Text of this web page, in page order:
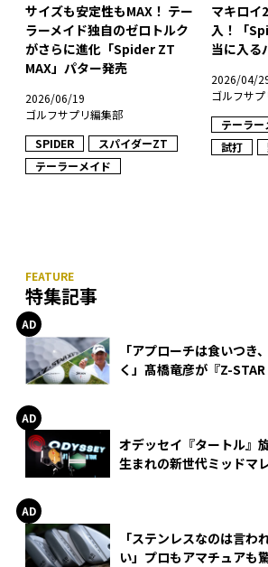
サイズも安定性もMAX！ テー
ラーメイド独自のゼロトルク
がさらに進化「Spider ZT
MAX」パター発売
2026/06/19
ゴルフサプリ編集部
SPIDER
スパイダーZT
テーラーメイド
マキロイ
入！「
当に入る
2026/04/
ゴルフサ
テーラー
試打
特集記事
「アプローチは食いつき
く」髙橋竜彦が『Z-
オデッセイ『タートル』
生まれの新世代ミッドマ
「ステンレスなのは言わ
い」プロもアマチュアも